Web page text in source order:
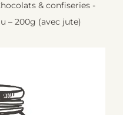
& confiseries -
– 200g (avec jute)